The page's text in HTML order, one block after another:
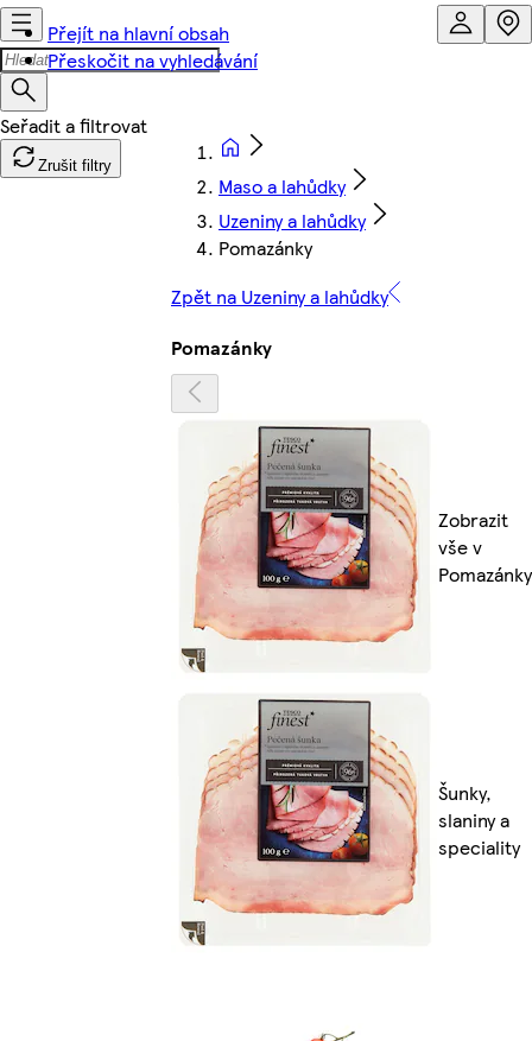
Přejít na hlavní obsah
Přeskočit na vyhledávání
Zrušit filtry
Maso a lahůdky
Uzeniny a lahůdky
Pomazánky
Zpět na Uzeniny a lahůdky
Pomazánky
Zobrazit
vše v
Pomazánky
Šunky,
slaniny a
speciality